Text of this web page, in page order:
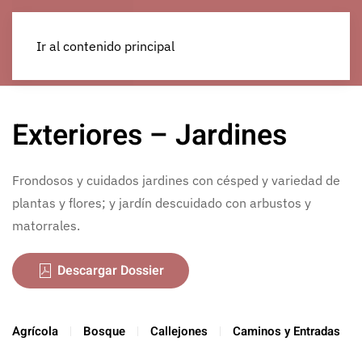
Ir al contenido principal
Exteriores – Jardines
Frondosos y cuidados jardines con césped y variedad de
plantas y flores; y jardín descuidado con arbustos y
matorrales.
Descargar Dossier
Agrícola Bosque Callejones Caminos y Entradas